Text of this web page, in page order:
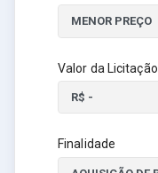
Valor da Licitação
Finalidade